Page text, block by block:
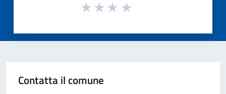
Contatta il comune